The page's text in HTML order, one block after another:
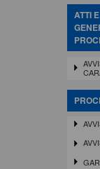
ATTI